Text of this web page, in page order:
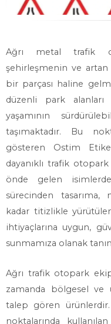
Ağrı metal trafik
şehirleşmenin ve artan
bir parçası haline
düzenli park
yaşamının
taşımaktadır. Bu
gösteren Ostim
dayanıklı trafik
önde gelen
sürecinden tasarıma,
kadar titizlikle
ihtiyaçlarına uygun,
sunmamıza olanak
Ağrı trafik otopark
zamanda bölgesel ve
talep gören
noktalarında